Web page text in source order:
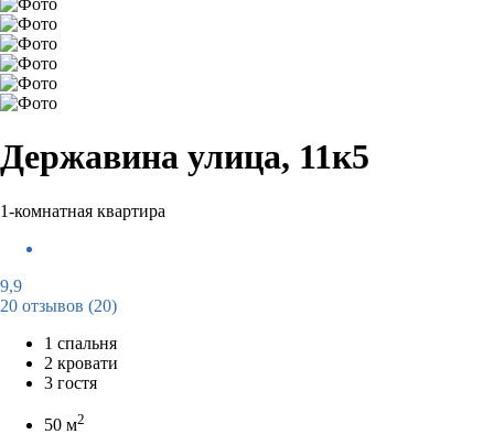
Державина улица, 11к5
1-комнатная квартира
9,9
20 отзывов (20)
1 спальня
2 кровати
3 гостя
50 м2